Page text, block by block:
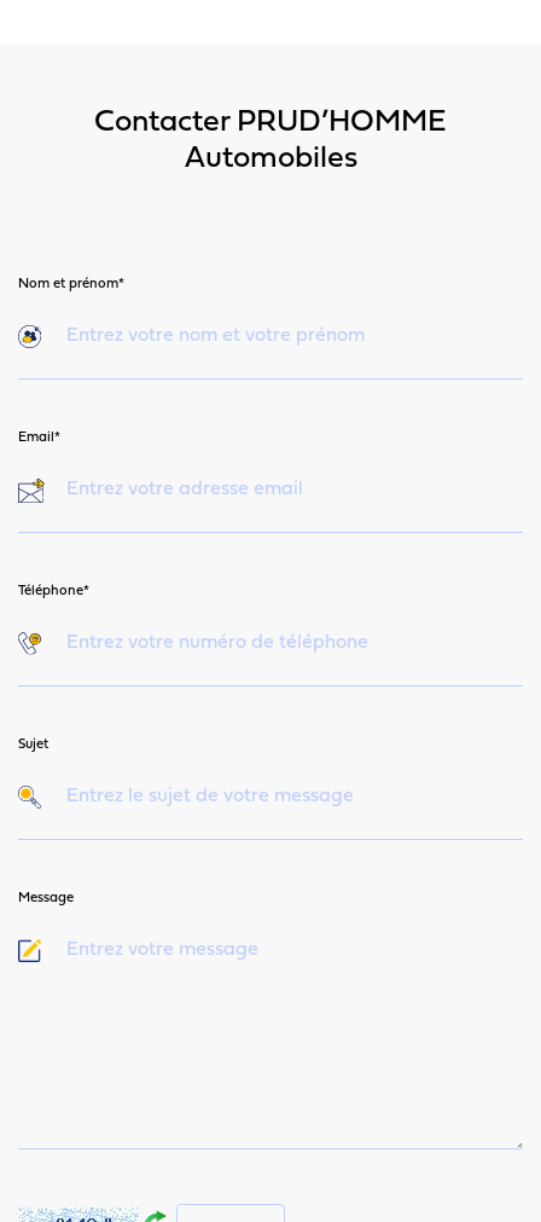
Contacter PRUD’HOMME
Automobiles
Nom et prénom*
Email*
Téléphone*
Sujet
Message